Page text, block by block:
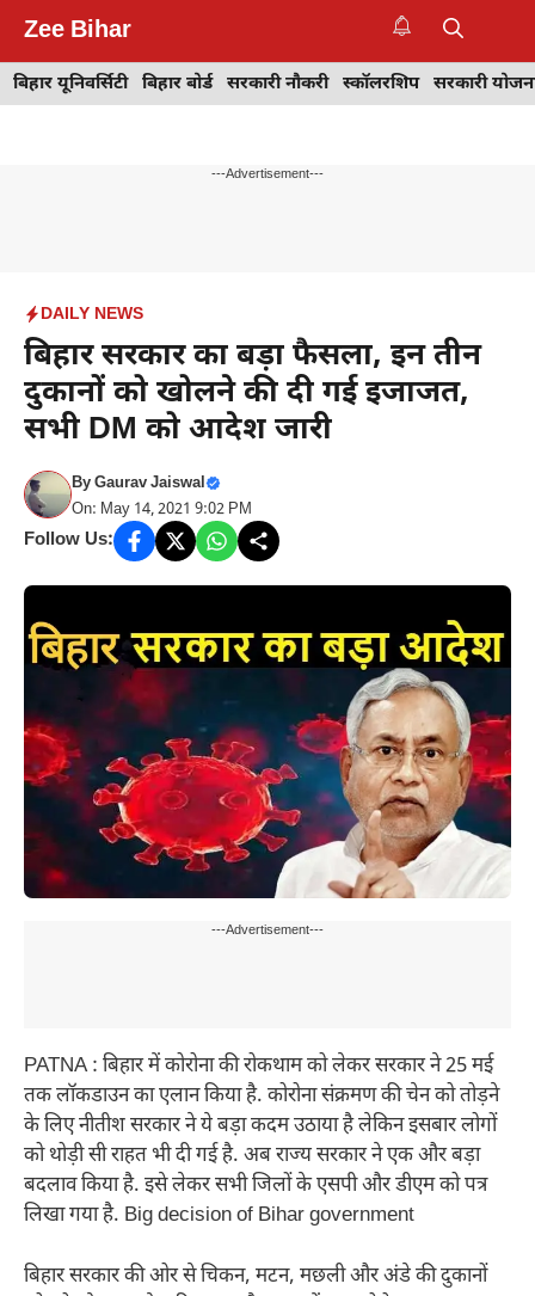
content
Zee Bihar
बिहार यूनिवर्सिटी बिहार बोर्ड सरकारी नौकरी स्कॉलरशिप सरकारी
---Advertisement---
DAILY NEWS
बिहार सरकार का बड़ा फैसला, इन तीन
दुकानों को खोलने की दी गई इजाजत,
सभी DM को आदेश जारी
ByGaurav Jaiswal
On: May 14, 2021 9:02 PM
Follow Us:
---Advertisement---
PATNA : बिहार में कोरोना की रोकथाम को लेकर सरकार ने 25 मई
तक लॉकडाउन का एलान किया है. कोरोना संक्रमण की चेन को तोड़ने
के लिए नीतीश सरकार ने ये बड़ा कदम उठाया है लेकिन इसबार लोगों
को थोड़ी सी राहत भी दी गई है. अब राज्य सरकार ने एक और बड़ा
बदलाव किया है. इसे लेकर सभी जिलों के एसपी और डीएम को पत्र
लिखा गया है. Big decision of Bihar government
बिहार सरकार की ओर से चिकन, मटन, मछली और अंडे की दुकानों